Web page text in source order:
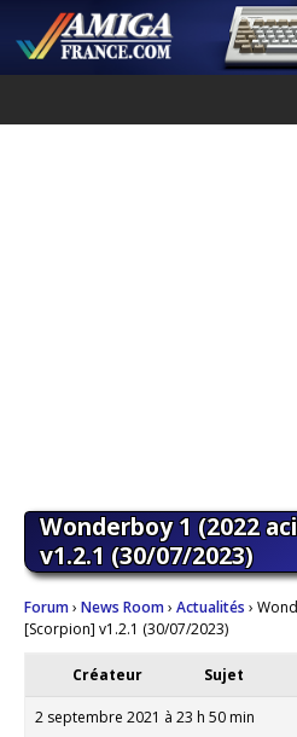
Wonderboy 1 (2022
v1.2.1 (30/07/2023)
Forum› News Room› Actualités ›
[Scorpion] v1.2.1 (30/07/2023)
Créateur Sujet
2 septembre 2021 à 23 h 50 min